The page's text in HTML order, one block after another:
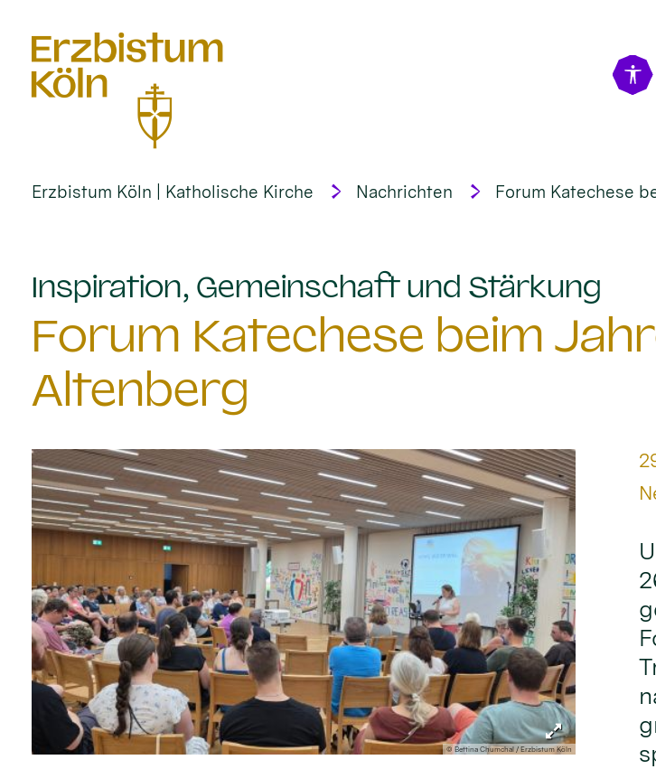
Erzbistum Köln | Katholische Kirche Nachrichten Forum Katechese
Inspiration, Gemeinschaft und Stärkung
Forum Katechese beim
Altenberg
© Bettina Chumchal / Erzbistum Köln